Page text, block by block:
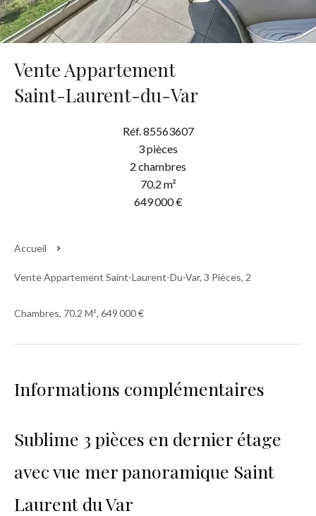
Vente Appartement
Saint-Laurent-du-Var
Réf. 85563607
3 pièces
2 chambres
70.2 m²
649 000 €
Accueil
Vente Appartement Saint-Laurent-Du-Var, 3 Pièces, 2
Chambres, 70.2 M², 649 000 €
Informations complémentaires
Sublime 3 pièces en dernier étage
avec vue mer panoramique Saint
Laurent du Var